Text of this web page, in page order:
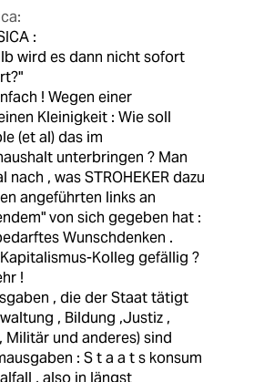
:
wird es dann nicht sofort
! Wegen einer
Kleinigkeit : Wie soll
(et al) das im
unterbringen ? Man
nach , was STROHEKER dazu
angeführten links an
von sich gegeben hat :
Wunschdenken .
Kolleg gefällig ?
!
, die der Staat tätigt
, Bildung ,Justiz ,
Militär und anderes) sind
: S t a a t s konsum